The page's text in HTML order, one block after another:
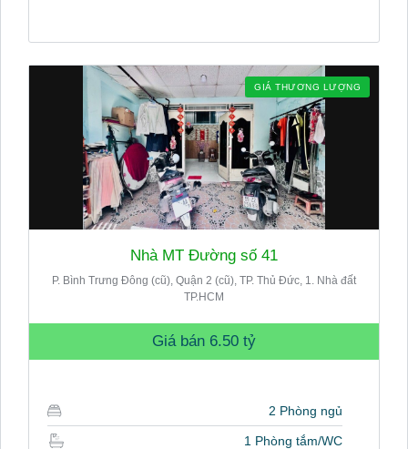
GIÁ THƯƠNG LƯỢNG
Nhà MT Đường số 41
P. Bình Trưng Đông (cũ), Quận 2 (cũ), TP. Thủ Đức, 1. Nhà đất
TP.HCM
Giá bán 6.50 tỷ
2 Phòng ngủ
1 Phòng tắm/WC